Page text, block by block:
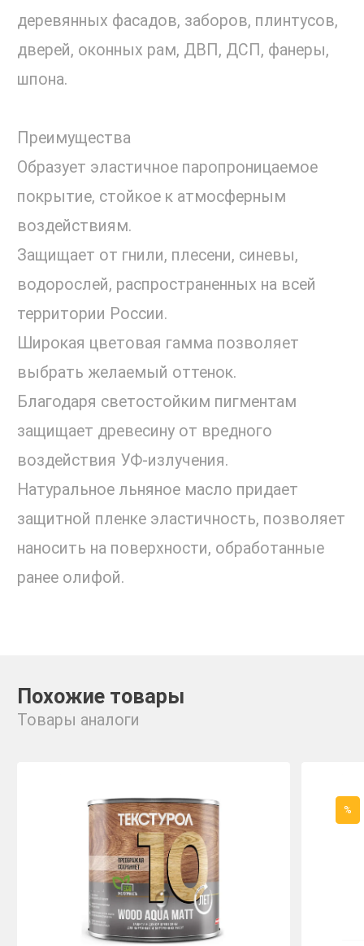
деревянных фасадов, заборов, плинтусов,
дверей, оконных рам, ДВП, ДСП, фанеры,
шпона.
Преимущества
Образует эластичное паропроницаемое
покрытие, стойкое к атмосферным
воздействиям.
Защищает от гнили, плесени, синевы,
водорослей, распространенных на всей
территории России.
Широкая цветовая гамма позволяет
выбрать желаемый оттенок.
Благодаря светостойким пигментам
защищает древесину от вредного
воздействия УФ-излучения.
Натуральное льняное масло придает
защитной пленке эластичность, позволяет
наносить на поверхности, обработанные
ранее олифой.
Похожие товары
Товары аналоги
%